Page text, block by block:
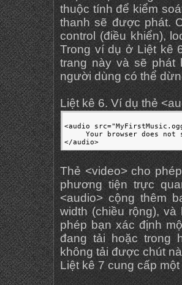
thuộc tính để kiểm
thanh sẽ được phát.
control (điều khiển),
Trong ví dụ ở Liệt kê
trang này và sẽ phát
người dùng có thể
Liệt kê 6. Ví dụ thẻ
<audio
Your browser does not
</audio>
Thẻ <video> cho
phương tiện trực
<audio> cộng thêm
width (chiều rộng),
phép bạn xác định
đang tải hoặc trong
không tải được chút
Liệt kê 7 cung cấp